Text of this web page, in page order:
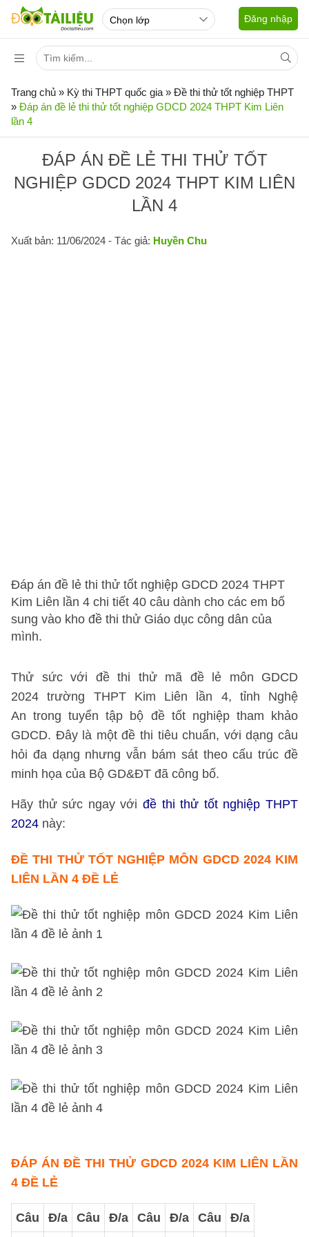
Đăng nhập
Trang chủ » Kỳ thi THPT quốc gia » Đề thi thử tốt nghiệp THPT
» Đáp án đề lẻ thi thử tốt nghiệp GDCD 2024 THPT Kim Liên
lần 4
ĐÁP ÁN ĐỀ LẺ THI THỬ TỐT
NGHIỆP GDCD 2024 THPT KIM LIÊN
LẦN 4
Xuất bản: 11/06/2024 - Tác giả: Huyền Chu
Đáp án đề lẻ thi thử tốt nghiệp GDCD 2024 THPT
Kim Liên lần 4 chi tiết 40 câu dành cho các em bổ
sung vào kho đề thi thử Giáo dục công dân của
mình.
Thử sức với đề thi thử mã đề lẻ môn GDCD
2024 trường THPT Kim Liên lần 4, tỉnh Nghệ
An trong tuyển tập bộ đề tốt nghiệp tham khảo
GDCD. Đây là một đề thi tiêu chuẩn, với dạng câu
hỏi đa dạng nhưng vẫn bám sát theo cấu trúc đề
minh họa của Bộ GD&ĐT đã công bố.
Hãy thử sức ngay với đề thi thử tốt nghiệp THPT
2024 này:
ĐỀ THI THỬ TỐT NGHIỆP MÔN GDCD 2024 KIM
LIÊN LẦN 4 ĐỀ LẺ
ĐÁP ÁN ĐỀ THI THỬ GDCD 2024 KIM LIÊN LẦN
4 ĐỀ LẺ
Câu Đ/a Câu Đ/a Câu Đ/a Câu Đ/a